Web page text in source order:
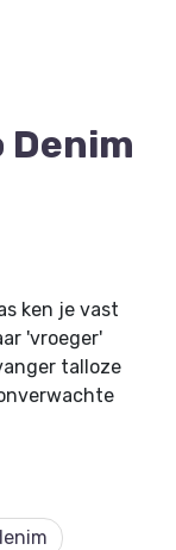
Denim
ken je vast
'vroeger'
talloze